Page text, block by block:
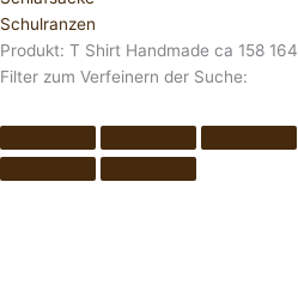
Schulranzen
Produkt: T Shirt Handmade ca 158 164
Filter zum Verfeinern der Suche: